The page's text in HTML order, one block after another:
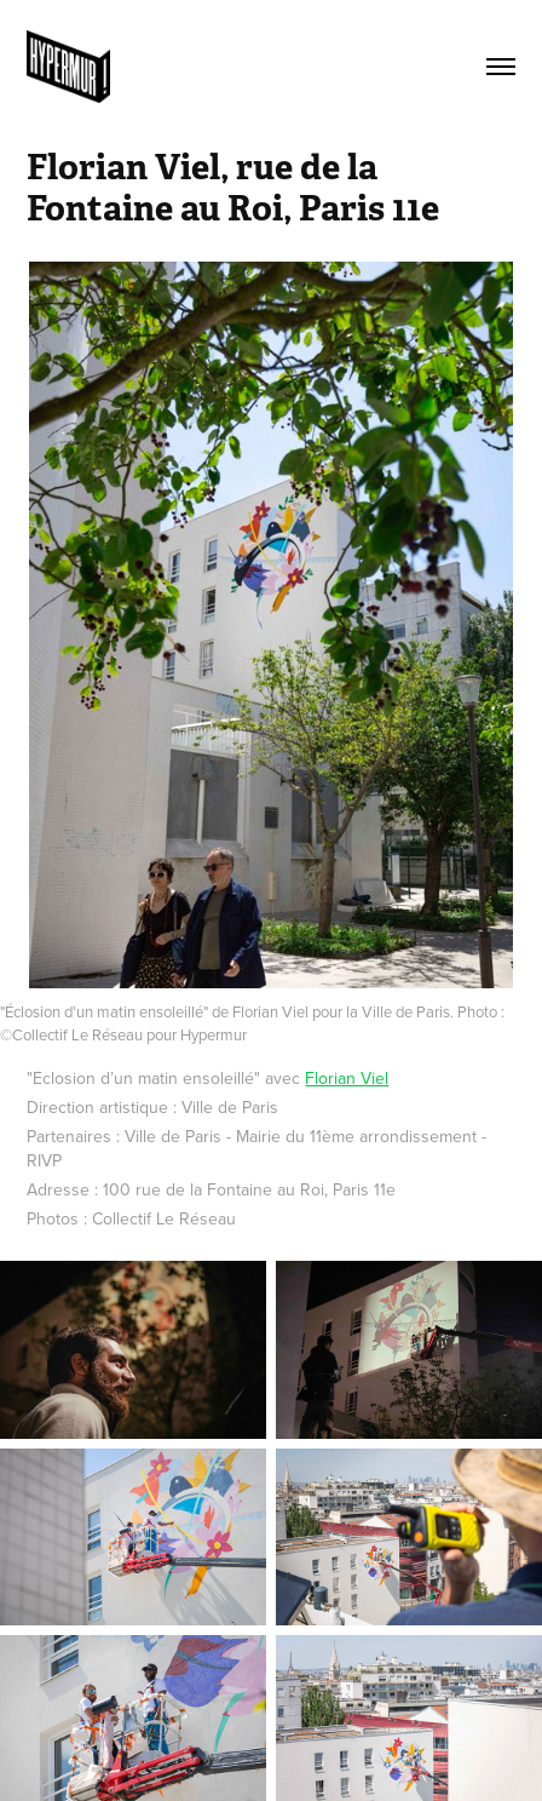
Florian Viel, rue de la
Fontaine au Roi, Paris 11e
"Éclosion d'un matin ensoleillé" de Florian Viel pour la Ville de Paris. Photo :
©Collectif Le Réseau pour Hypermur
"Eclosion d’un matin ensoleillé" avec Florian Viel
Direction artistique : Ville de Paris
Partenaires : Ville de Paris - Mairie du 11ème arrondissement -
RIVP
Adresse : 100 rue de la Fontaine au Roi, Paris 11e
Photos : Collectif Le Réseau